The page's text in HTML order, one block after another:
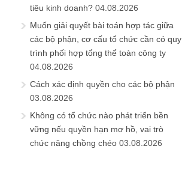
tiêu kinh doanh? 04.08.2026
Muốn giải quyết bài toán hợp tác giữa
các bộ phận, cơ cấu tổ chức cần có quy
trình phối hợp tổng thể toàn công ty
04.08.2026
Cách xác định quyền cho các bộ phận
03.08.2026
Không có tổ chức nào phát triển bền
vững nếu quyền hạn mơ hồ, vai trò
chức năng chồng chéo 03.08.2026